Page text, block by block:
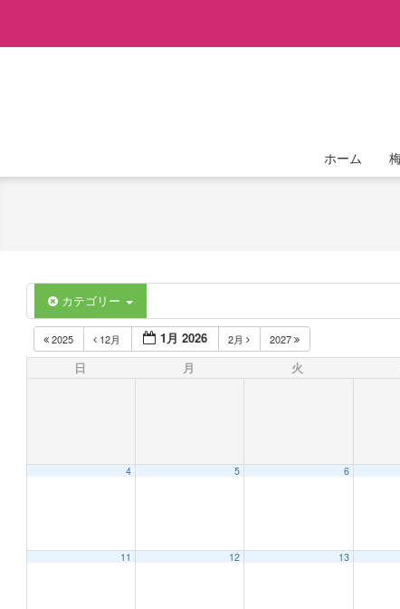
ホーム
カテゴリー
2025 12月 1月 2026 2月 2027
日 月 火
4 5 6
11 12 13